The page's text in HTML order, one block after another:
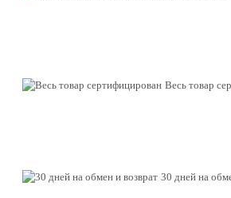
Весь товар
30 дней на